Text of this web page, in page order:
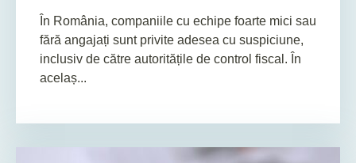
În România, companiile cu echipe foarte mici sau
fără angajați sunt privite adesea cu suspiciune,
inclusiv de către autoritățile de control fiscal. În
acelaș...